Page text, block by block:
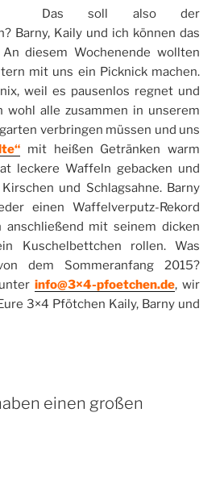
Das soll also der
Barny, Kaily und ich können das
diesem Wochenende wollten
mit uns ein Picknick machen.
weil es pausenlos regnet und
alle zusammen in unserem
verbringen müssen und uns
mit heißen Getränken warm
leckere Waffeln gebacken und
und Schlagsahne. Barny
einen Waffelverputz-Rekord
mit seinem dicken
Kuschelbettchen rollen. Was
dem Sommeranfang 2015?
info@3×4-pfoetchen.de, wir
3×4 Pfötchen Kaily, Barny und
einen großen